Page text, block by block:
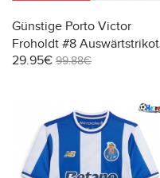
Günstige Porto Victor
Froholdt #8 Auswärtstrikot
2026-27 Kurzarm
29.95€ 99.88€